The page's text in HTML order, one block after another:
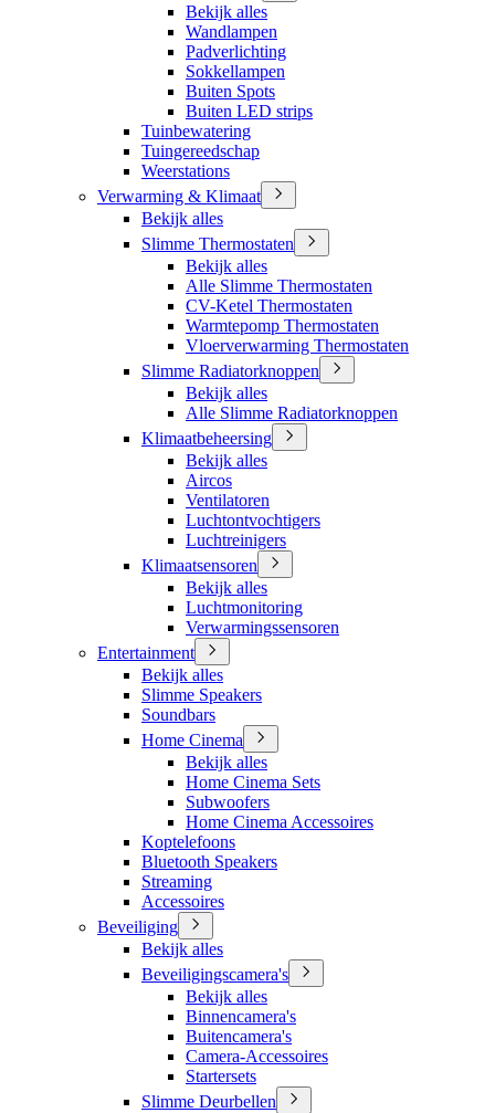
Bekijk alles
Wandlampen
Padverlichting
Sokkellampen
Buiten Spots
Buiten LED strips
Tuinbewatering
Tuingereedschap
Weerstations
Verwarming & Klimaat
Bekijk alles
Slimme Thermostaten
Bekijk alles
Alle Slimme Thermostaten
CV-Ketel Thermostaten
Warmtepomp Thermostaten
Vloerverwarming Thermostaten
Slimme Radiatorknoppen
Bekijk alles
Alle Slimme Radiatorknoppen
Klimaatbeheersing
Bekijk alles
Aircos
Ventilatoren
Luchtontvochtigers
Luchtreinigers
Klimaatsensoren
Bekijk alles
Luchtmonitoring
Verwarmingssensoren
Entertainment
Bekijk alles
Slimme Speakers
Soundbars
Home Cinema
Bekijk alles
Home Cinema Sets
Subwoofers
Home Cinema Accessoires
Koptelefoons
Bluetooth Speakers
Streaming
Accessoires
Beveiliging
Bekijk alles
Beveiligingscamera's
Bekijk alles
Binnencamera's
Buitencamera's
Camera-Accessoires
Startersets
Slimme Deurbellen